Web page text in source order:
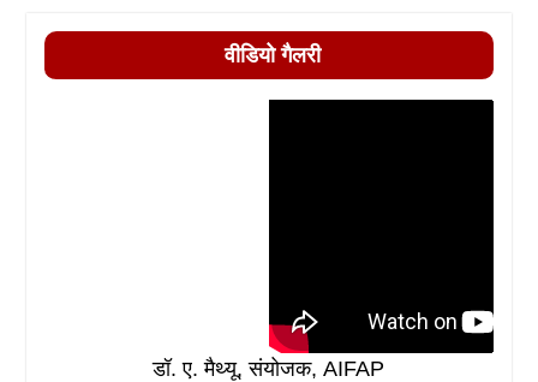
वीडियो गैलरी
डॉ. ए. मैथ्यू, संयोजक, AIFAP